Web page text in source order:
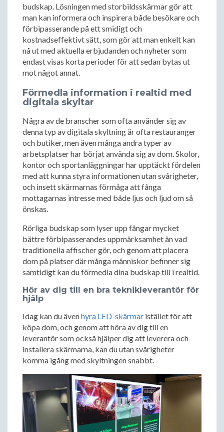
budskap. Lösningen med storbildsskärmar gör att
man kan informera och inspirera både besökare och
förbipasserande på ett smidigt och
kostnadseffektivt sätt, som gör att man enkelt kan
nå ut med aktuella erbjudanden och nyheter som
endast visas korta perioder för att sedan bytas ut
mot något annat.
Förmedla information i realtid med
digitala skyltar
Några av de branscher som ofta använder sig av
denna typ av digitala skyltning är ofta restauranger
och butiker, men även många andra typer av
arbetsplatser har börjat använda sig av dom. Skolor,
kontor och sportanläggningar har upptäckt fördelen
med att kunna styra informationen utan svårigheter,
och insett skärmarnas förmåga att fånga
mottagarnas intresse med både ljus och ljud om så
önskas.
Rörliga budskap som lyser upp fångar mycket
bättre förbipasserandes uppmärksamhet än vad
traditionella affischer gör, och genom att placera
dom på platser där många människor befinner sig
samtidigt kan du förmedla dina budskap till i realtid.
Hör av dig till en bra teknikleverantör för
hjälp
Idag kan du ävenhyra LED-skärmar istället för att
köpa dom, och genom att höra av dig till en
leverantör som också hjälper dig att leverera och
installera skärmarna, kan du utan svårigheter
komma igång med skyltningen snabbt.